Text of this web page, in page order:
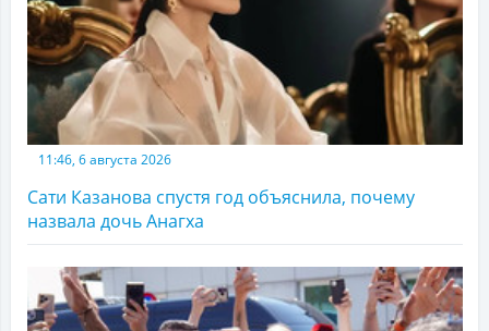
11:46, 6 августа 2026
Сати Казанова спустя год объяснила, почему
назвала дочь Анагха